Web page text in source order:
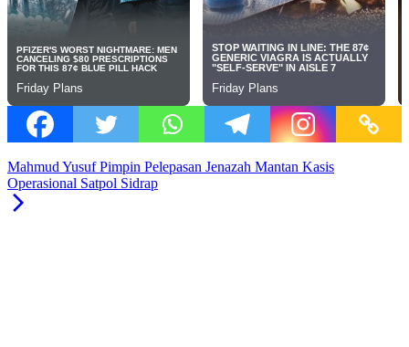
Mahmud Yusuf Pimpin Pelepasan Jenazah Mantan Kasis
Operasional Satpol Sidrap